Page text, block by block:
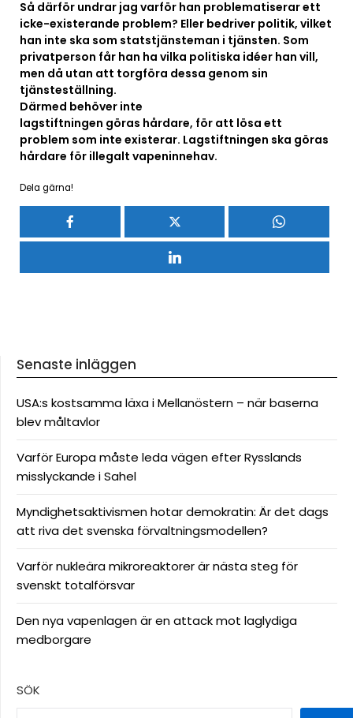
Så därför undrar jag varför han problematiserar ett
icke-existerande problem? Eller bedriver politik, vilket
han inte ska som statstjänsteman i tjänsten. Som
privatperson får han ha vilka politiska idéer han vill,
men då utan att torgföra dessa genom sin
tjänsteställning.
Därmed behöver inte
lagstiftningen göras hårdare, för att lösa ett
problem som inte existerar. Lagstiftningen ska göras
hårdare för illegalt vapeninnehav.
Dela gärna!
Senaste inläggen
USA:s kostsamma läxa i Mellanöstern – när baserna
blev måltavlor
Varför Europa måste leda vägen efter Rysslands
misslyckande i Sahel
Myndighetsaktivismen hotar demokratin: Är det dags
att riva det svenska förvaltningsmodellen?
Varför nukleära mikroreaktorer är nästa steg för
svenskt totalförsvar
Den nya vapenlagen är en attack mot laglydiga
medborgare
SÖK